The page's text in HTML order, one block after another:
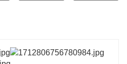
Geruch.
Verbesserung von
Wasserkochern, Duschköpfen